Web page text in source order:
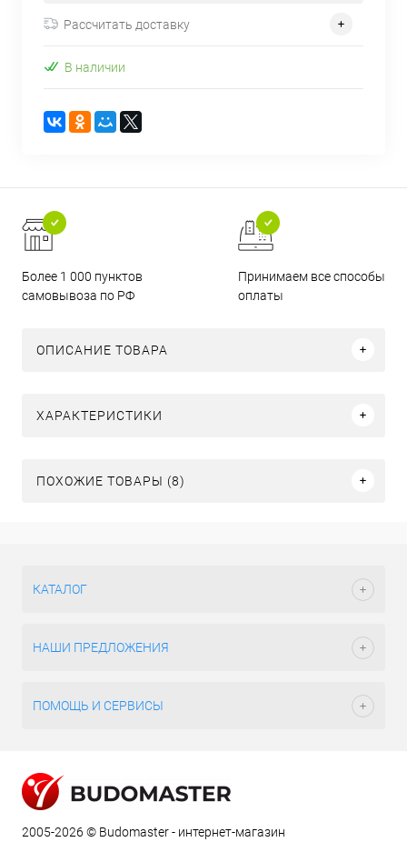
Рассчитать доставку
В наличии
Более 1 000 пунктов
самовывоза по РФ
Принимаем все способы
оплаты
ОПИСАНИЕ ТОВАРА
ХАРАКТЕРИСТИКИ
ПОХОЖИЕ ТОВАРЫ (8)
КАТАЛОГ
НАШИ ПРЕДЛОЖЕНИЯ
ПОМОЩЬ И СЕРВИСЫ
2005-2026 © Budomaster - интернет-магазин